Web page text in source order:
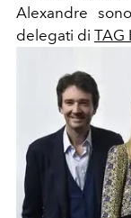
Alexandre
delegati di TAG